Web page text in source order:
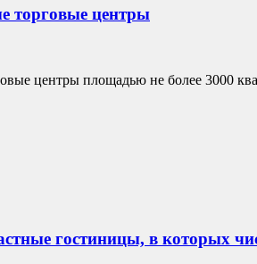
торговые центры
центры площадью не более 3000
гостиницы, в которых